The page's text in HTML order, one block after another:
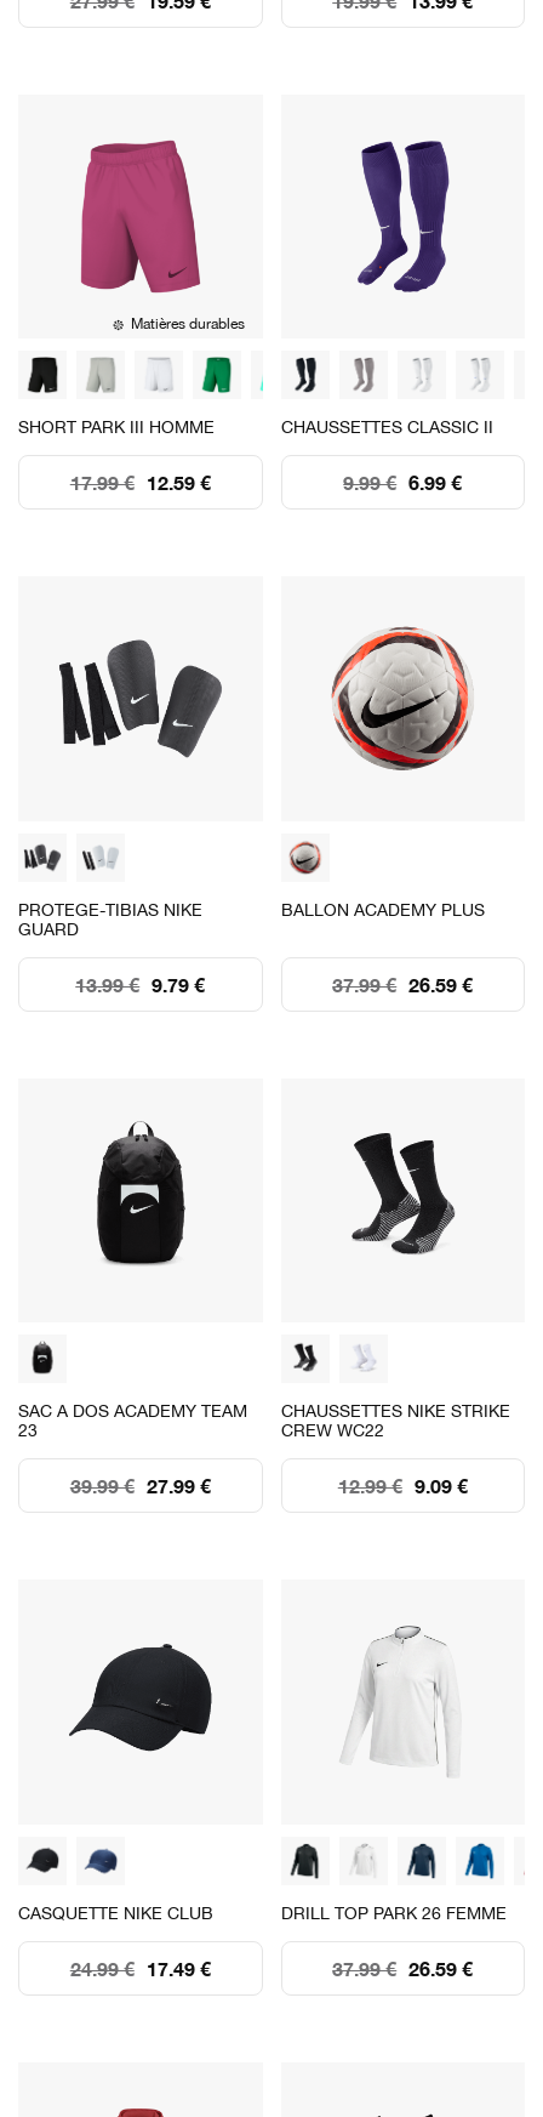
Matières durables
SHORT PARK III HOMME
12.59 €
17.99 €
CHAUSSETTES CLASSIC II
6.99 €
9.99 €
PROTEGE-TIBIAS NIKE
GUARD
9.79 €
13.99 €
BALLON ACADEMY PLUS
26.59 €
37.99 €
SAC A DOS ACADEMY TEAM
23
27.99 €
39.99 €
CHAUSSETTES NIKE STRIKE
CREW WC22
9.09 €
12.99 €
CASQUETTE NIKE CLUB
17.49 €
24.99 €
DRILL TOP PARK 26 FEMME
26.59 €
37.99 €